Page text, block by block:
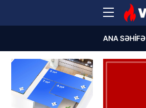
ANA SƏHIFƏ